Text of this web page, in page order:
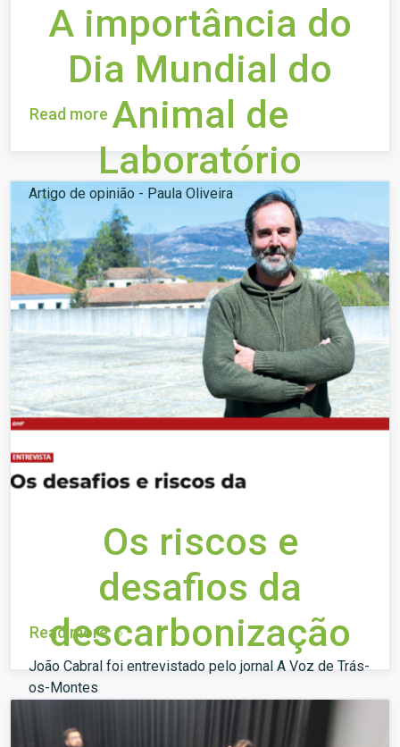
A importância do
Dia Mundial do
Animal de
Laboratório
Artigo de opinião - Paula Oliveira
Read more
Os riscos e
desafios da
descarbonização
João Cabral foi entrevistado pelo jornal A Voz de Trás-
os-Montes
Read more